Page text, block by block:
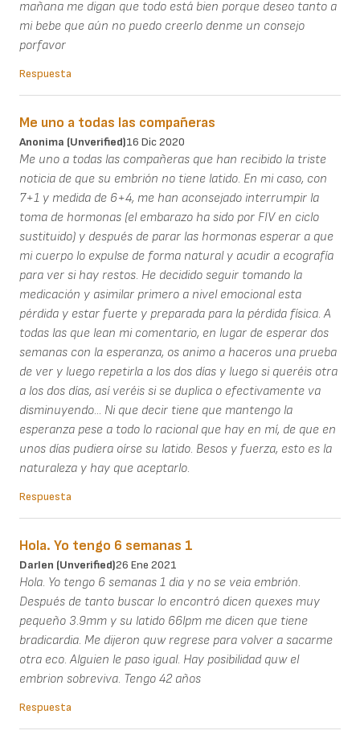
mañana me digan que todo está bien porque deseo tanto a
mi bebe que aún no puedo creerlo denme un consejo
porfavor
Respuesta
Me uno a todas las compañeras
Anonima (unverified)16 Dic 2020
Me uno a todas las compañeras que han recibido la triste
noticia de que su embrión no tiene latido. En mi caso, con
7+1 y medida de 6+4, me han aconsejado interrumpir la
toma de hormonas (el embarazo ha sido por FIV en ciclo
sustituido) y después de parar las hormonas esperar a que
mi cuerpo lo expulse de forma natural y acudir a ecografía
para ver si hay restos. He decidido seguir tomando la
medicación y asimilar primero a nivel emocional esta
pérdida y estar fuerte y preparada para la pérdida física. A
todas las que lean mi comentario, en lugar de esperar dos
semanas con la esperanza, os animo a haceros una prueba
de ver y luego repetirla a los dos días y luego si queréis otra
a los dos días, así veréis si se duplica o efectivamente va
disminuyendo... Ni que decir tiene que mantengo la
esperanza pese a todo lo racional que hay en mí, de que en
unos días pudiera oírse su latido. Besos y fuerza, esto es la
naturaleza y hay que aceptarlo.
Respuesta
Hola. Yo tengo 6 semanas 1
Darlen (unverified)26 Ene 2021
Hola. Yo tengo 6 semanas 1 dia y no se veia embrión.
Después de tanto buscar lo encontró dicen quexes muy
pequeño 3.9mm y su latido 66lpm me dicen que tiene
bradicardia. Me dijeron quw regrese para volver a sacarme
otra eco. Alguien le paso igual. Hay posibilidad quw el
embrion sobreviva. Tengo 42 años
Respuesta